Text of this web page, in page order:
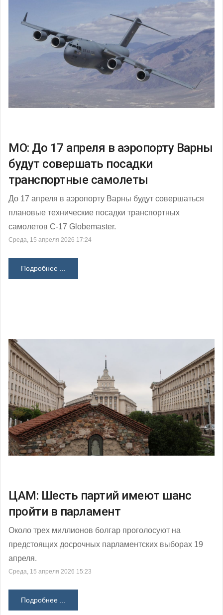
МО: До 17 апреля в аэропорту Варны
будут совершать посадки
транспортные самолеты
До 17 апреля в аэропорту Варны будут совершаться
плановые технические посадки транспортных
самолетов C-17 Globemaster.
Среда, 15 апреля 2026 17:24
Подробнее ...
ЦAM: Шесть партий имеют шанс
пройти в парламент
Около трех миллионов болгар проголосуют на
предстоящих досрочных парламентских выборах 19
апреля.
Среда, 15 апреля 2026 15:23
Подробнее ...